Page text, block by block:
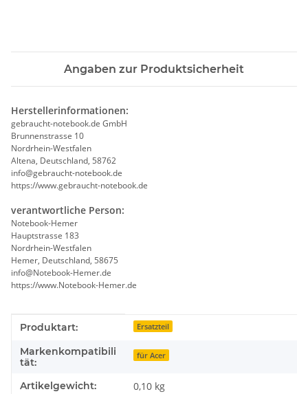
Angaben zur Produktsicherheit
Herstellerinformationen:
gebraucht-notebook.de GmbH
Brunnenstrasse 10
Nordrhein-Westfalen
Altena, Deutschland, 58762
info@gebraucht-notebook.de
https://www.gebraucht-notebook.de
verantwortliche Person:
Notebook-Hemer
Hauptstrasse 183
Nordrhein-Westfalen
Hemer, Deutschland, 58675
info@Notebook-Hemer.de
https://www.Notebook-Hemer.de
Produkteigenschaft
Wert
Produktart: Ersatzteil
Markenkompatibili
tät:
für Acer
Artikelgewicht: 0,10 kg